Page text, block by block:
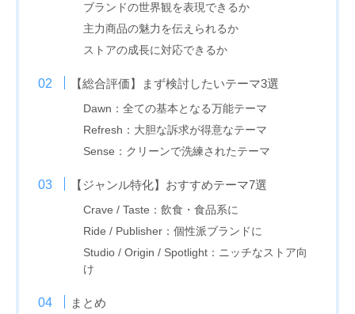
ブランドの世界観を表現できるか
主力商品の魅力を伝えられるか
ストアの成長に対応できるか
【総合評価】まず検討したいテーマ3選
Dawn：全ての基本となる万能テーマ
Refresh：大胆な訴求が得意なテーマ
Sense：クリーンで洗練されたテーマ
【ジャンル特化】おすすめテーマ7選
Crave / Taste：飲食・食品系に
Ride / Publisher：個性派ブランドに
Studio / Origin / Spotlight：ニッチなストア向
け
まとめ